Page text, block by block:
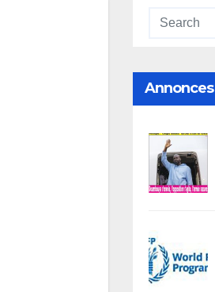
Annonces